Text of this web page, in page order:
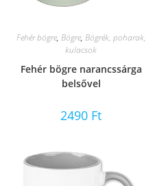
Fehér bögre, Bögre, Bögrék, poharak,
kulacsok
Fehér bögre narancssárga
belsővel
2490 Ft